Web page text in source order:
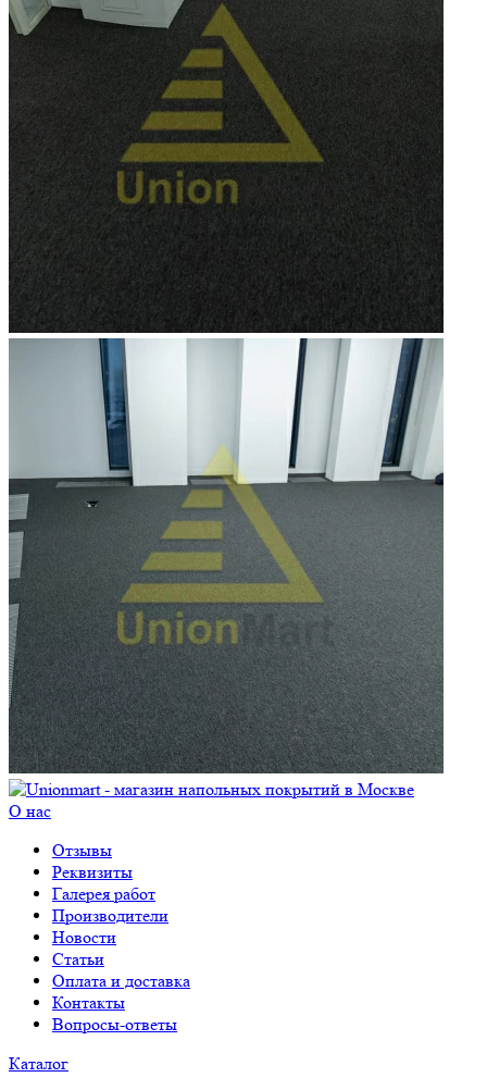
О нас
Отзывы
Реквизиты
Галерея работ
Производители
Новости
Статьи
Оплата и доставка
Контакты
Вопросы-ответы
Каталог